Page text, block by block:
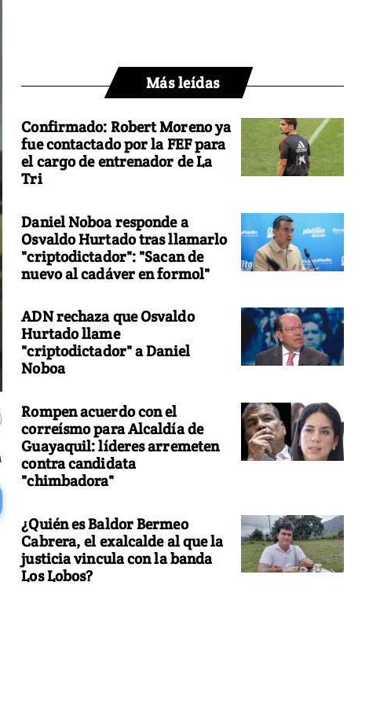
Más leídas
Confirmado: Robert Moreno ya
fue contactado por la FEF para
el cargo de entrenador de La
Tri
Daniel Noboa responde a
Osvaldo Hurtado tras llamarlo
"criptodictador": "Sacan de
nuevo al cadáver en formol"
ADN rechaza que Osvaldo
Hurtado llame
"criptodictador" a Daniel
Noboa
Rompen acuerdo con el
correísmo para Alcaldía de
Guayaquil: líderes arremeten
contra candidata
"chimbadora"
¿Quién es Baldor Bermeo
Cabrera, el exalcalde al que la
justicia vincula con la banda
Los Lobos?